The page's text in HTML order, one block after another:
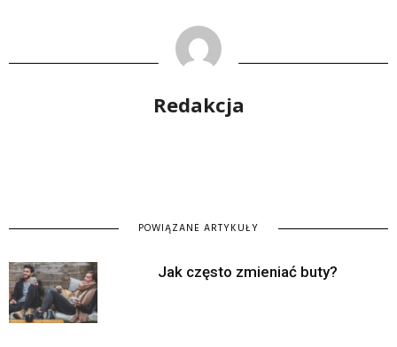
Redakcja
POWIĄZANE ARTYKUŁY
Jak często zmieniać buty?